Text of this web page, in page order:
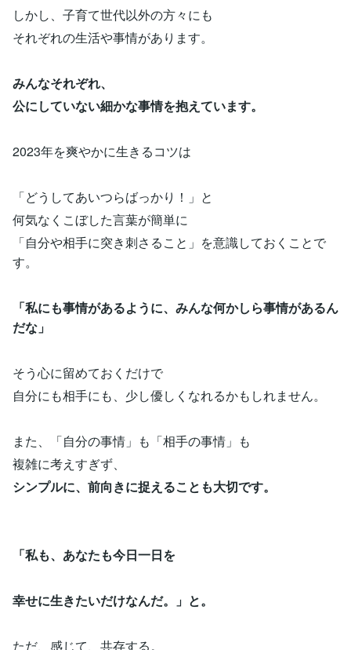
しかし、子育て世代以外の方々にも
それぞれの生活や事情があります。
みんなそれぞれ、
公にしていない細かな事情を抱えています。
2023年を爽やかに生きるコツは
「どうしてあいつらばっかり！」と
何気なくこぼした言葉が簡単に
「自分や相手に突き刺さること」を意識しておくことで
す。
「私にも事情があるように、みんな何かしら事情があるん
だな」
そう心に留めておくだけで
自分にも相手にも、少し優しくなれるかもしれません。
また、「自分の事情」も「相手の事情」も
複雑に考えすぎず、
シンプルに、前向きに捉えることも大切です。
「私も、あなたも今日一日を
幸せに生きたいだけなんだ。」と。
ただ、感じて、共存する。